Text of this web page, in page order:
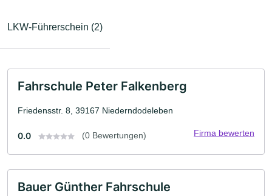
LKW-Führerschein (2)
Fahrschule Peter Falkenberg
Friedensstr. 8, 39167 Niederndodeleben
0.0 (0 Bewertungen) Firma bewerten
Bauer Günther Fahrschule